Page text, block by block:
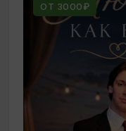
ОТ 3000₽